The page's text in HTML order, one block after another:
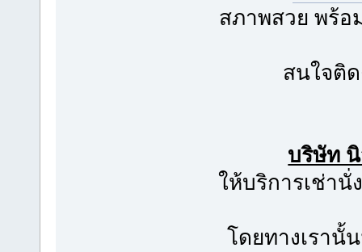
สภาพสวย พร้อ
สนใจติ
บริษัท
ให้บริการเช่า
โดยทางเรานั้